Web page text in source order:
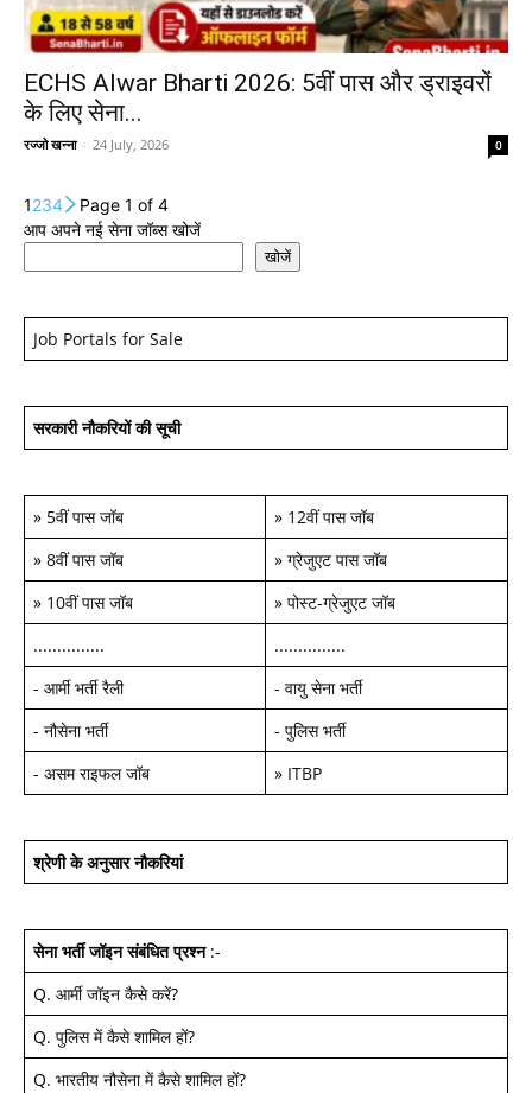
ECHS Alwar Bharti 2026: 5वीं पास और ड्राइवरों
के लिए सेना...
रज्जो खन्ना - 24 July, 2026 0
1234 Page 1 of 4
आप अपने नई सेना जॉब्स खोजें
खोजें
Job Portals for Sale
सरकारी नौकरियों की सूची
» 5वीं पास जॉब » 12वीं पास जॉब
» 8वीं पास जॉब » ग्रेजुएट पास जॉब
» 10वीं पास जॉब » पोस्ट-ग्रेजुएट जॉब
...............
...............
- आर्मी भर्ती रैली - वायु सेना भर्ती
- नौसेना भर्ती - पुलिस भर्ती
- असम राइफल जॉब » ITBP
श्रेणी के अनुसार नौकरियां
सेना भर्ती जॉइन संबंधित प्रश्न:-
Q. आर्मी जॉइन कैसे करें?
Q. पुलिस में कैसे शामिल हों?
Q. भारतीय नौसेना में कैसे शामिल हों?